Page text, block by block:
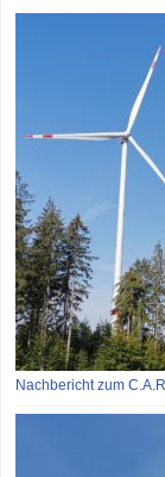
Nachbericht zum